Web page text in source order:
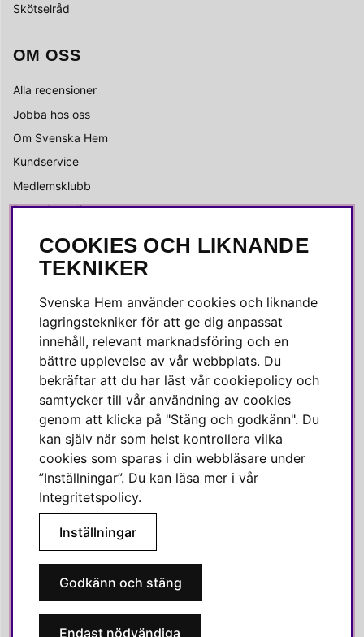
Skötselråd
OM OSS
Alla recensioner
Jobba hos oss
Om Svenska Hem
Kundservice
Medlemsklubb
Press & media
SOCIALA MEDIER
Instagram
Linkedin
Pinterest
SVENSKA HEM
Varmt välkommen till Svenska Hem!
Vi värdesätter våra kunder högt och finns här för att hjälpa dig
om du har några frågor eller vill ha inspiration.
010-35 00 610
Våra butiker
COOKIES OCH LIKNANDE
TEKNIKER
Svenska Hem använder cookies och liknande
lagringstekniker för att ge dig anpassat
innehåll, relevant marknadsföring och en
bättre upplevelse av vår webbplats. Du
bekräftar att du har läst vår cookiepolicy och
samtycker till vår användning av cookies
genom att klicka på "Stäng och godkänn". Du
kan själv när som helst kontrollera vilka
cookies som sparas i din webbläsare under
”Inställningar”. Du kan läsa mer i vår
Integritetspolicy.
Inställningar
Godkänn och stäng
Endast nödvändiga